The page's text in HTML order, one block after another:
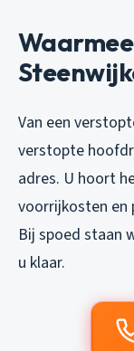
Van een
verstopte
adres. U hoort
voorrijkosten en
Bij spoed staan
u klaar.